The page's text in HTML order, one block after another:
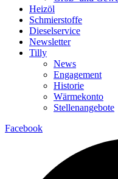
Heizöl
Schmierstoffe
Dieselservice
Newsletter
Tilly
News
Engagement
Historie
Wärmekonto
Stellenangebote
Facebook